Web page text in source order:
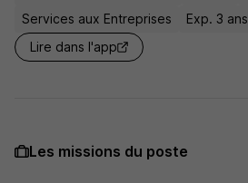
Services aux Entreprises
Exp. 3 ans
Lire dans l'app
Les missions du poste